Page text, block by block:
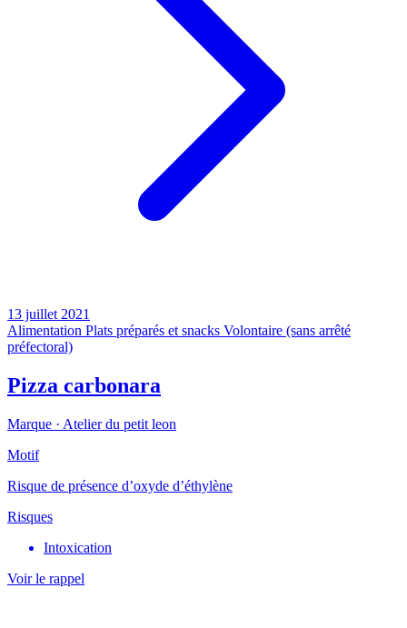
13 juillet 2021
Alimentation Plats préparés et snacks Volontaire (sans arrêté
préfectoral)
Pizza carbonara
Marque · Atelier du petit leon
Motif
Risque de présence d’oxyde d’éthylène
Risques
Intoxication
Voir le rappel